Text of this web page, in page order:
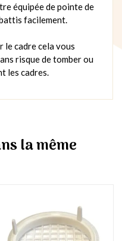
équipée de pointe de
facilement.
le cadre cela vous
risque de tomber ou
les cadres.
la même